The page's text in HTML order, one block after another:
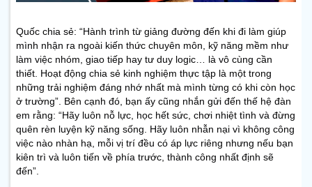
Quốc chia sẻ: “Hành trình từ giảng đường đến khi đi làm giúp
mình nhận ra ngoài kiến thức chuyên môn, kỹ năng mềm như
làm việc nhóm, giao tiếp hay tư duy logic… là vô cùng cần
thiết. Hoạt động chia sẻ kinh nghiệm thực tập là một trong
những trải nghiệm đáng nhớ nhất mà mình từng có khi còn học
ở trường”. Bên cạnh đó, bạn ấy cũng nhắn gửi đến thế hệ đàn
em rằng: “Hãy luôn nỗ lực, học hết sức, chơi nhiệt tình và đừng
quên rèn luyện kỹ năng sống. Hãy luôn nhẫn nại vì không công
việc nào nhàn hạ, mỗi vị trí đều có áp lực riêng nhưng nếu bạn
kiên trì và luôn tiến về phía trước, thành công nhất định sẽ
đến”.